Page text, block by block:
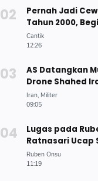
Pernah Jadi
Tahun 2000,
Keadaannya
Berusia 40 Tahun
Cantik
12:26
AS Datangkan
Drone Shahed
Ukraina
Iran Militer
09:05
Lugas pada
Ratnasari Ucap
pada Mantan
Ruben Onsu
11:19